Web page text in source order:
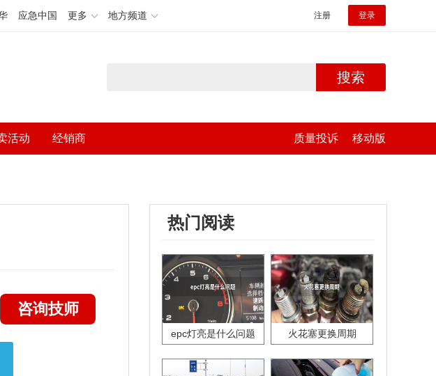
应急中国 更多 地方频道 注册 登录
搜索
活动 经销商 质量投诉 移动版
咨询技师
热门阅读
epc灯亮是什么问题 火花塞更换周期